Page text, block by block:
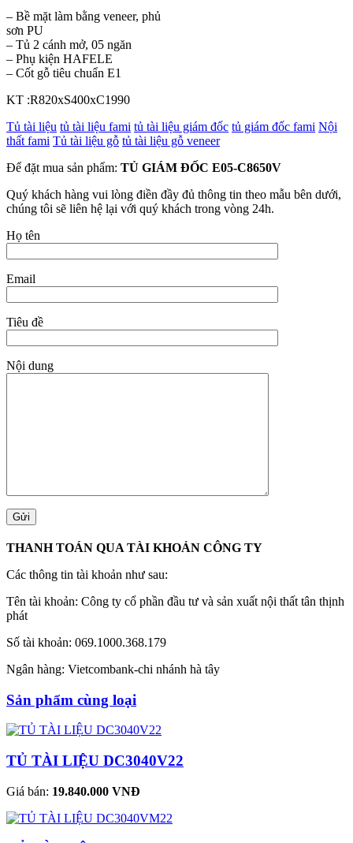
– Bề mặt làm bằng veneer, phủ
sơn PU
– Tủ 2 cánh mở, 05 ngăn
– Phụ kiện HAFELE
– Cốt gỗ tiêu chuẩn E1
KT :R820xS400xC1990
Tủ tài liệu tủ tài liệu fami tủ tài liệu giám đốc tủ giám đốc fami Nội
thất fami Tủ tài liệu gỗ tủ tài liệu gỗ veneer
Để đặt mua sản phẩm: TỦ GIÁM ĐỐC E05-C8650V
Quý khách hàng vui lòng điền đầy đủ thông tin theo mẫu bên dưới,
chúng tôi sẽ liên hệ lại với quý khách trong vòng 24h.
Họ tên
Email
Tiêu đề
Nội dung
THANH TOÁN QUA TÀI KHOẢN CÔNG TY
Các thông tin tài khoản như sau:
Tên tài khoản: Công ty cổ phần đầu tư và sản xuất nội thất tân thịnh
phát
Số tài khoản: 069.1000.368.179
Ngân hàng: Vietcombank-chi nhánh hà tây
Sản phẩm cùng loại
TỦ TÀI LIỆU DC3040V22
Giá bán: 19.840.000 VNĐ